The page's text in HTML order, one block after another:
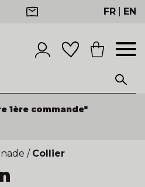
FR EN
produits
dès 100€ HT de
/ Collier